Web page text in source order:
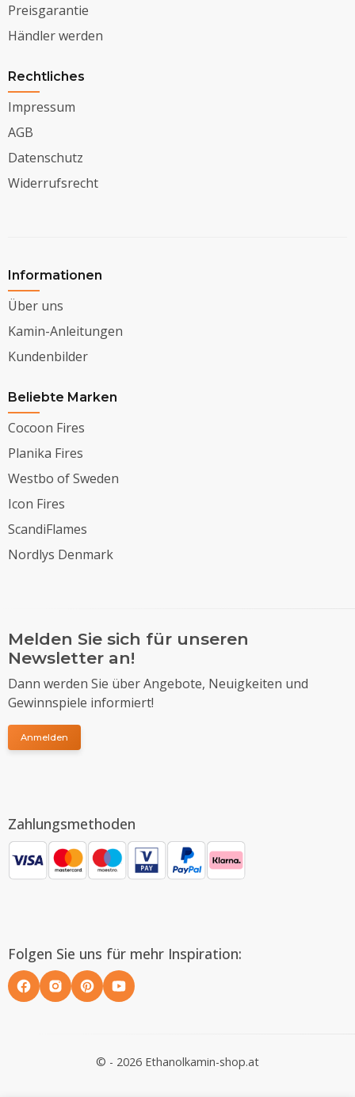
Preisgarantie
Händler werden
Rechtliches
Impressum
AGB
Datenschutz
Widerrufsrecht
Informationen
Über uns
Kamin-Anleitungen
Kundenbilder
Beliebte Marken
Cocoon Fires
Planika Fires
Westbo of Sweden
Icon Fires
ScandiFlames
Nordlys Denmark
Melden Sie sich für unseren
Newsletter an!
Dann werden Sie über Angebote, Neuigkeiten und
Gewinnspiele informiert!
Anmelden
Zahlungsmethoden
Folgen Sie uns für mehr Inspiration:
© - 2026 Ethanolkamin-shop.at